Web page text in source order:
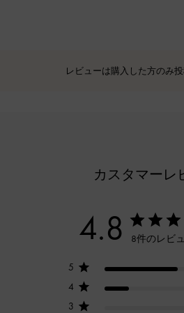
レビューは購入した方のみ投
カスタマーレ
4.8 8件のレビ
5
4
3